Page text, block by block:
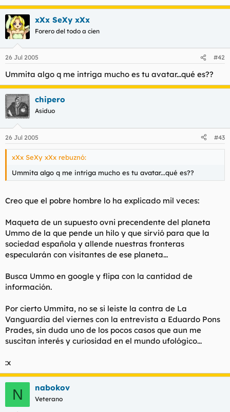
xXx SeXy xXx
Forero del todo a cien
26 Jul 2005 #42
Ummita algo q me intriga mucho es tu avatar...qué es??
chipero
Asiduo
26 Jul 2005 #43
xXx SeXy xXx rebuznó:
Ummita algo q me intriga mucho es tu avatar...qué es??
Creo que el pobre hombre lo ha explicado mil veces:
Maqueta de un supuesto ovni precendente del planeta
Ummo de la que pende un hilo y que sirvió para que la
sociedad española y allende nuestras fronteras
especularán con visitantes de ese planeta...
Busca Ummo en google y flipa con la cantidad de
información.
Por cierto Ummita, no se si leiste la contra de La
Vanguardia del viernes con la entrevista a Eduardo Pons
Prades, sin duda uno de los pocos casos que aun me
suscitan interés y curiosidad en el mundo ufológico...
:x
N nabokov
Veterano